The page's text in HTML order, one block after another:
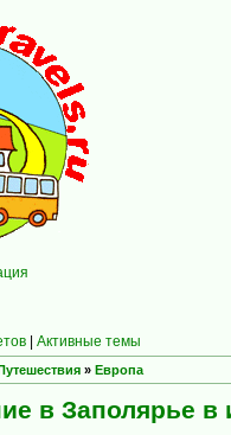
| Активные темы
» Европа
в Заполярье в